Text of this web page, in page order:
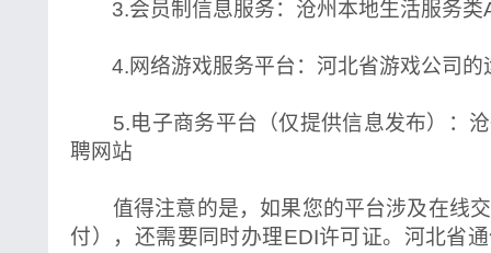
3.会员制信息服务：沧州本地生活服务类
4.网络游戏服务平台：河北省游戏公司的
5.电子商务平台（仅提供信息发布）：沧
聘网站
值得注意的是，如果您的平台涉及在线交
付），还需要同时办理EDI许可证。河北省